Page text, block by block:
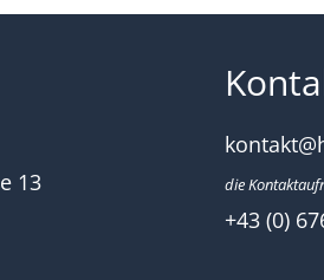
13
die
+43 (0)